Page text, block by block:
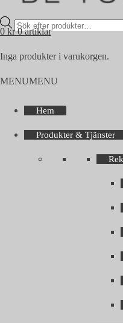
Products
search
0 kr 0 artiklar
Inga produkter i varukorgen.
MENUMENU
Hem
Produkter & Tjänster